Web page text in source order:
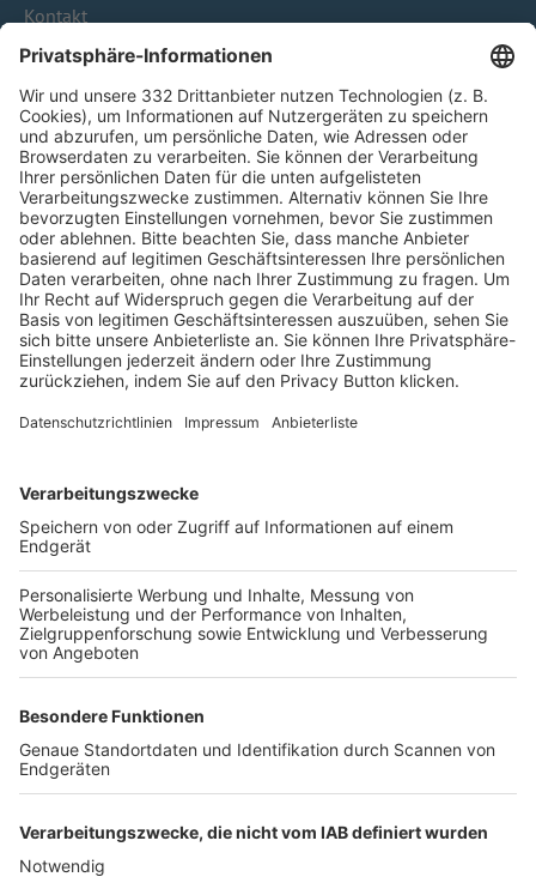
Kontakt
HÄUFIG BESUCHTE SEITEN
Pässe und Vereinswechsel
Trainerausbildung
Schulungsangebot Vereinsmitarbeiter
BFV-Geschäftsstellen
Trainerbörse
Login SpielPlus
FOLGE DEM BFV
TOP-VEREINE
TOP-PARTNER